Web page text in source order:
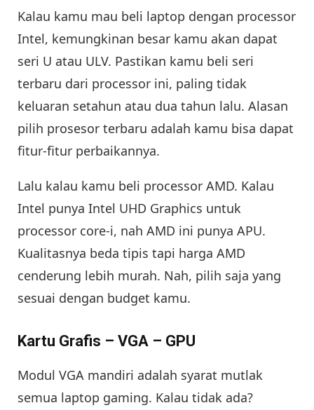
Kalau kamu mau beli laptop dengan processor
Intel, kemungkinan besar kamu akan dapat
seri U atau ULV. Pastikan kamu beli seri
terbaru dari processor ini, paling tidak
keluaran setahun atau dua tahun lalu. Alasan
pilih prosesor terbaru adalah kamu bisa dapat
fitur-fitur perbaikannya.
Lalu kalau kamu beli processor AMD. Kalau
Intel punya Intel UHD Graphics untuk
processor core-i, nah AMD ini punya APU.
Kualitasnya beda tipis tapi harga AMD
cenderung lebih murah. Nah, pilih saja yang
sesuai dengan budget kamu.
Kartu Grafis – VGA – GPU
Modul VGA mandiri adalah syarat mutlak
semua laptop gaming. Kalau tidak ada?